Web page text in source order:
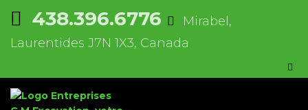
438.396.6776
Mirabel,
Laurentides J7N 1X3, Canada